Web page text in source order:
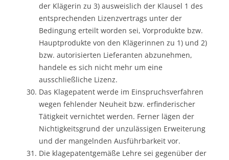
der Klägerin zu 3) ausweislich der Klausel 1 des
entsprechenden Lizenzvertrags unter der
Bedingung erteilt worden sei, Vorprodukte bzw.
Hauptprodukte von den Klägerinnen zu 1) und 2)
bzw. autorisierten Lieferanten abzunehmen,
handele es sich nicht mehr um eine
ausschließliche Lizenz.
Das Klagepatent werde im Einspruchsverfahren
wegen fehlender Neuheit bzw. erfinderischer
Tätigkeit vernichtet werden. Ferner lägen der
Nichtigkeitsgrund der unzulässigen Erweiterung
und der mangelnden Ausführbarkeit vor.
Die klagepatentgemäße Lehre sei gegenüber der